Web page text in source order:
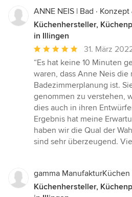
ANNE NEIS | Bad ·
Küchenhersteller,
in Illingen
Durchschnittliche
Bewertung:
5
von
5
Sternen
31. März
“Es hat keine 10 Minuten
waren, dass Anne Neis
Badezimmerplanung ist.
genommen zu verstehen,
dies auch in ihren
Ergebnis hat meine
haben wir die Qual der
sind sehr überzeugend.
gamma ManufakturKüchen
Küchenhersteller,